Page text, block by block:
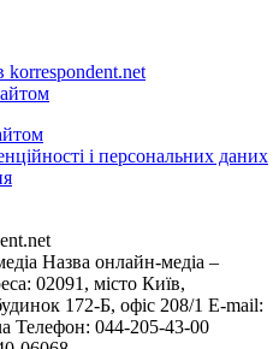
korrespondent.net
і персональних даних
Назва онлайн-медіа –
02091, місто Київ,
172-Б, офіс 208/1 E-mail:
Телефон: 044-205-43-00